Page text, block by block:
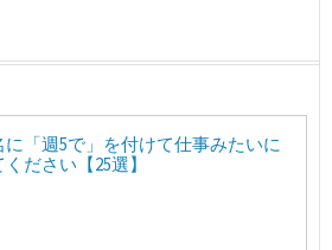
に「週5で」を付けて仕事みたいに
ください【25選】